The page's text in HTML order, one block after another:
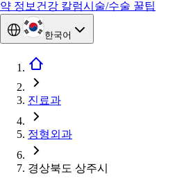
약 정보 건강 칼럼시술/수술 꿀팁
한국어
진료과
정형외과
경상북도 상주시